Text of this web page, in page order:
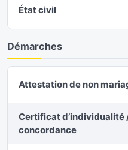
État civil
Démarches
Attestation de non
Certificat d’individualité
concordance